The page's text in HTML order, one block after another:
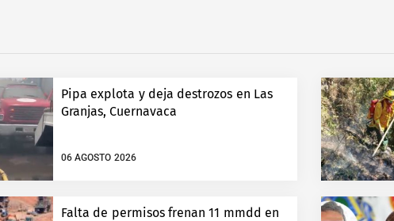
Pipa explota y deja destrozos en Las
Granjas, Cuernavaca
06 AGOSTO 2026
Falta de permisos frenan 11 mmdd en